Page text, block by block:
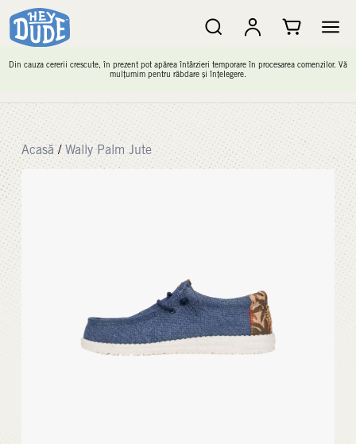
Din cauza cererii crescute, în prezent pot apărea întârzieri temporare în procesarea comenzilor. Vă
mulțumim pentru răbdare și înțelegere.
Acasă / Wally Palm Jute